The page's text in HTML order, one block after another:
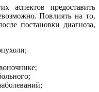
аспектов предоставить
Повлиять на то,
постановки диагноза,